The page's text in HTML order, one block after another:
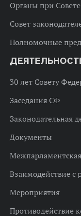
Органы при
Совет
Полномочные
30 лет Совету
Заседания СФ
Законодательная
Документы
Взаимодействие с
Мероприятия
Противодействие